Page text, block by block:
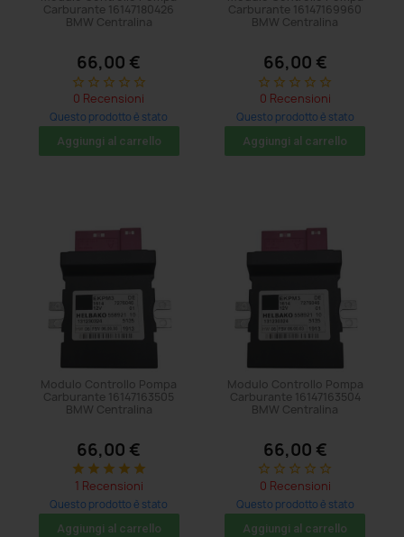
Carburante 16147180426
BMW Centralina
66,00 €
star_border star_border star_border star_border star_border
0 Recensioni
Questo prodotto è stato
acquistato: 5 volte
Aggiungi al carrello
Carburante 16147169960
BMW Centralina
66,00 €
star_border star_border star_border star_border star_border
0 Recensioni
Questo prodotto è stato
acquistato: 8 volte
Aggiungi al carrello
Modulo Controllo Pompa
Carburante 16147163505
BMW Centralina
66,00 €
star star star star star
1 Recensioni
Questo prodotto è stato
acquistato: 5 volte
Aggiungi al carrello
Modulo Controllo Pompa
Carburante 16147163504
BMW Centralina
66,00 €
star_border star_border star_border star_border star_border
0 Recensioni
Questo prodotto è stato
acquistato: 5 volte
Aggiungi al carrello